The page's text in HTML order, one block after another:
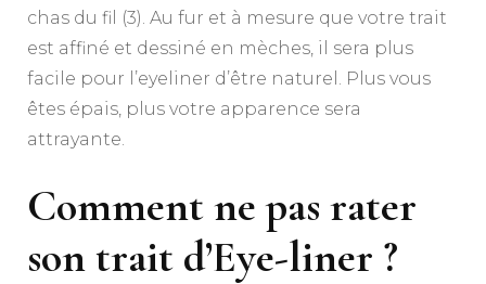
chas du fil (3). Au fur et à mesure que votre trait
est affiné et dessiné en mèches, il sera plus
facile pour l’eyeliner d’être naturel. Plus vous
êtes épais, plus votre apparence sera
attrayante.
Comment ne pas rater
son trait d’Eye-liner ?